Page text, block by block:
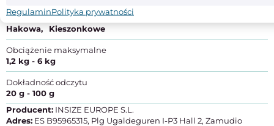
Typ
Hakowa
Kieszonkowe
Obciążenie maksymalne
1,2 kg - 6 kg
Dokładność odczytu
20 g - 100 g
Producent: INSIZE EUROPE S.L.
Adres: ES B95965315, Plg Ugaldeguren I-P3 Hall 2, Zamudio
RegulaminPolityka prywatności